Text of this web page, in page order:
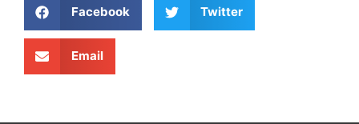
Facebook Twitter
Email